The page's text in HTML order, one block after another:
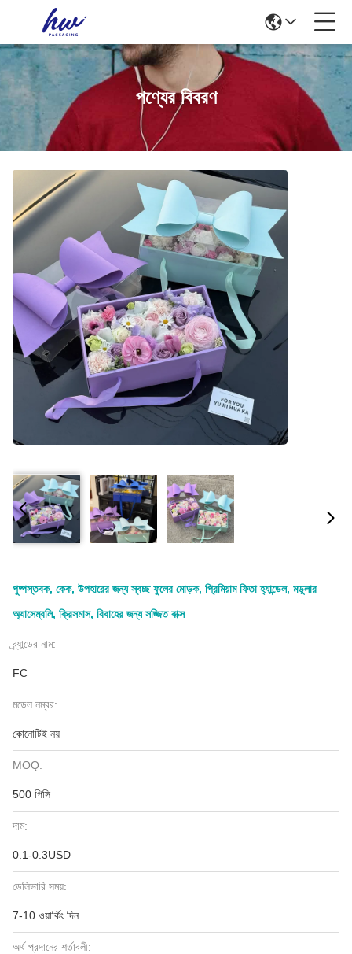
পণ্যের বিবরণ
পুষ্পস্তবক, কেক, উপহারের জন্য স্বচ্ছ ফুলের মোড়ক, প্রিমিয়াম ফিতা হ্যান্ডেল, মডুলার
অ্যাসেম্বলি, ক্রিসমাস, বিবাহের জন্য সজ্জিত বাক্স
ব্র্যান্ডের নাম:
FC
মডেল নম্বর:
কোনোটিই নয়
MOQ:
500 পিসি
দাম:
0.1-0.3USD
ডেলিভারি সময়:
7-10 ওয়ার্কিং দিন
অর্থ প্রদানের শর্তাবলী: